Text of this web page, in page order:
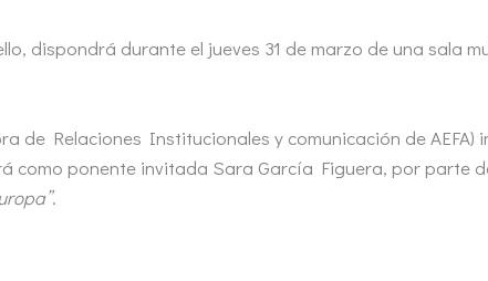
dispondrá durante el jueves 31 de marzo de una sala
de Relaciones Institucionales y comunicación de AEFA)
como ponente invitada Sara García Figuera, por parte
.